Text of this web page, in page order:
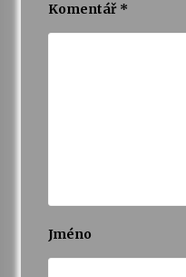
Komentář *
Jméno